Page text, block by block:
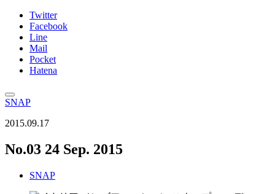
Twitter
Facebook
Line
Mail
Pocket
Hatena
SNAP
2015.09.17
No.03 24 Sep. 2015
SNAP